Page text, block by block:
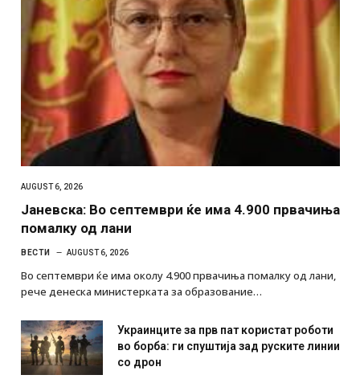
AUGUST 6, 2026
Јаневска: Во септември ќе има 4.900 првачиња
помалку од лани
ВЕСТИ AUGUST 6, 2026
Во септември ќе има околу 4.900 првачиња помалку од лани,
рече денеска министерката за образование…
Украинците за прв пат користат роботи
во борба: ги спуштија зад руските линии
со дрон